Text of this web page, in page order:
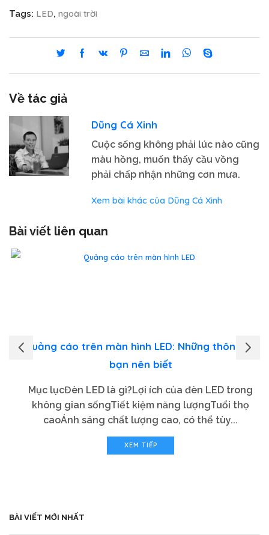
Tags: LED, ngoài trời
Về tác giả
Dũng Cá Xinh
Cuộc sống không phải lúc nào cũng
màu hồng, muốn thấy cầu vồng
phải chấp nhận những cơn mưa.
Xem bài khác của Dũng Cá Xinh
Bài viết liên quan
Quảng cáo trên màn hình LED: Những thông tin
bạn nên biết
Mục lụcĐèn LED là gì?Lợi ích của đèn LED trong
không gian sốngTiết kiệm năng lượngTuổi thọ
caoÁnh sáng chất lượng cao, có thể tùy...
XEM TIẾP
BÀI VIẾT MỚI NHẤT